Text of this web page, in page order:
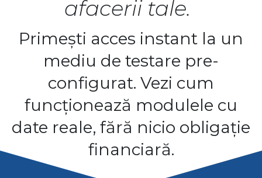
afacerii tale.
Primești acces instant la un
mediu de testare pre-
configurat. Vezi cum
funcționează modulele cu
date reale, fără nicio obligație
financiară.